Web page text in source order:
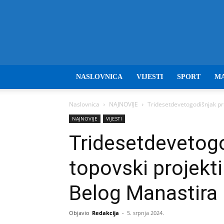
NASLOVNICA VIJESTI SPORT
Naslovnica NAJNOVIJE Tridesetdevetogodišnjak
NAJNOVIJE VIJESTI
topovski
Belog Manastira
Objavio Redakcija - 5. srpnja 2024.